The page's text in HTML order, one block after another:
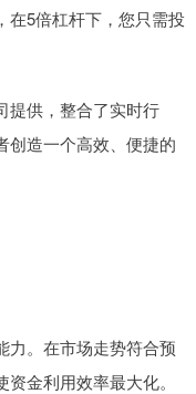
在5倍杠杆下，您只需投
提供，整合了实时行
创造一个高效、便捷的
力。在市场走势符合预
金利用效率最大化。